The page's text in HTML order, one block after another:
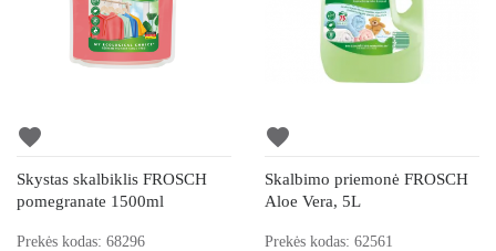
favorite
Skystas skalbiklis FROSCH
pomegranate 1500ml
Prekės kodas: 68296
favorite
Skalbimo priemonė FROSCH
Aloe Vera, 5L
Prekės kodas: 62561